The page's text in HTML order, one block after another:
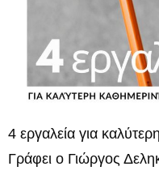
4 εργαλεία για
Γράφει ο Γιώργος